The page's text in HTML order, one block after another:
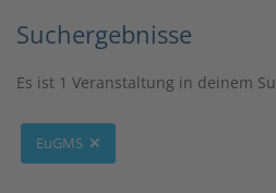
Suchergebnisse
Es ist 1 Veranstaltung in deinem
EuGMS